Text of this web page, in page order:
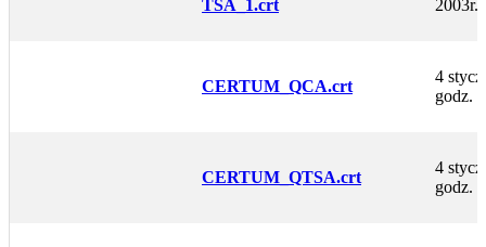
TSA_1.crt
CERTUM_QCA.crt
4
godz.
CERTUM_QTSA.crt
4
godz.